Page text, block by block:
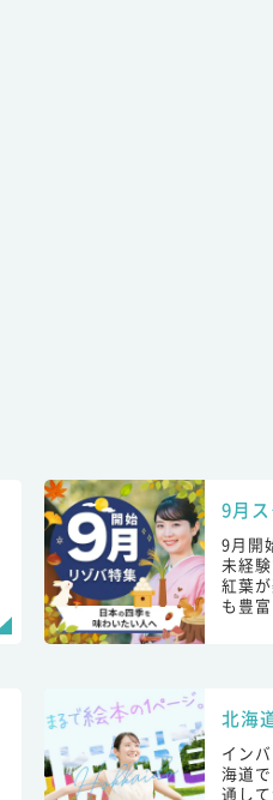
9月
9月開
未経
紅葉
も豊富
北海
イン
海道
通し